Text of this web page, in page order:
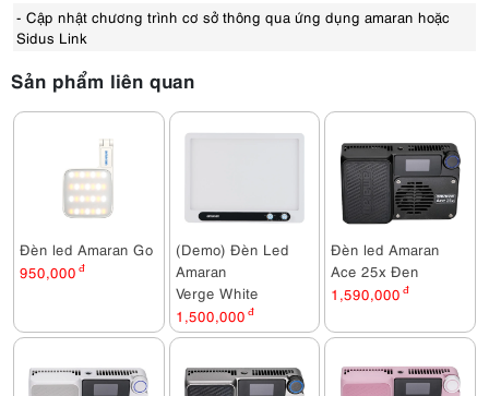
- Cập nhật chương trình cơ sở thông qua ứng dụng amaran hoặc
Sidus Link
Sản phẩm liên quan
Đèn led Amaran Go
950,000 đ
(Demo) Đèn Led
Amaran
Verge White
1,500,000 đ
Đèn led Amaran
Ace 25x Đen
1,590,000 đ